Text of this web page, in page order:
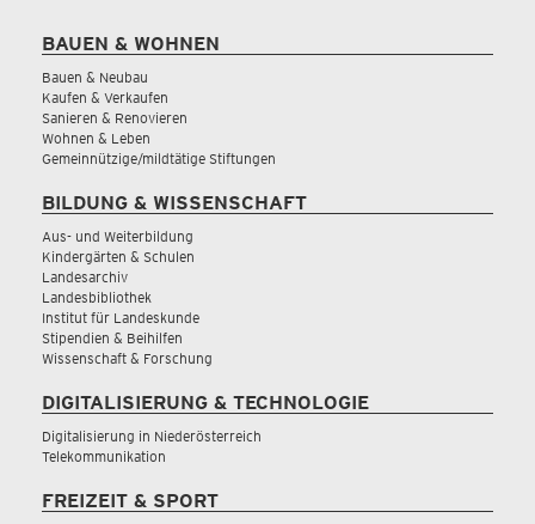
BAUEN & WOHNEN
Bauen & Neubau
Kaufen & Verkaufen
Sanieren & Renovieren
Wohnen & Leben
Gemeinnützige/mildtätige Stiftungen
BILDUNG & WISSENSCHAFT
Aus- und Weiterbildung
Kindergärten & Schulen
Landesarchiv
Landesbibliothek
Institut für Landeskunde
Stipendien & Beihilfen
Wissenschaft & Forschung
DIGITALISIERUNG & TECHNOLOGIE
Digitalisierung in Niederösterreich
Telekommunikation
FREIZEIT & SPORT